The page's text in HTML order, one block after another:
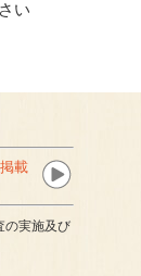
い
載
の実施及び